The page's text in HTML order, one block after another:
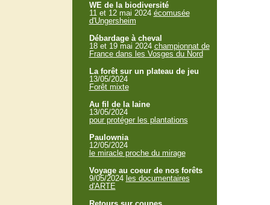
WE de la biodiversité
11 et 12 mai 2024 écomusée
d'Ungersheim
Débardage à cheval
18 et 19 mai 2024 championnat de
France dans les Vosges du Nord
La forêt sur un plateau de jeu
13/05/2024
Forêt mixte
Au fil de la laine
13/05/2024
pour protéger les plantations
Paulownia
12/05/2024
le miracle proche du mirage
Voyage au coeur de nos forêts
9/05/2024 les documentaires
d'ARTE